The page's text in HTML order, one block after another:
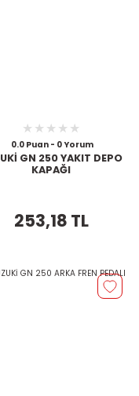
0.0 Puan - 0 Yorum
GN 250 YAKIT DEPO
KAPAĞI
253,18 TL